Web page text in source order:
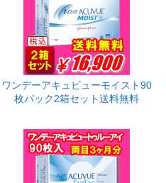
ワンデーアキュビューモイスト90
枚パック2箱セット送料無料